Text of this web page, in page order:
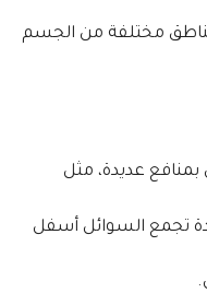
مختلفة من الجسم
عديدة، مثل
تجمع السوائل أسفل